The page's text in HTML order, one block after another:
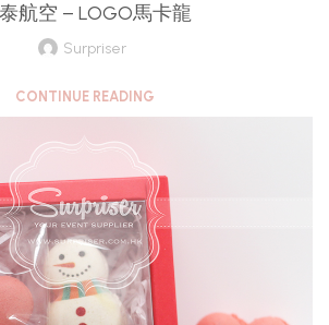
航空 – LOGO馬卡龍
Surpriser
CONTINUE READING